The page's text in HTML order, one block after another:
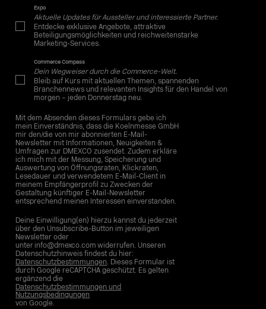
Expo
Aktuelle Updates für Aussteller und interessierte Partner.
Entdecke exklusive Angebote, attraktive
Beteiligungsmöglichkeiten und reichweitenstarke
Marketing-Services.
Commerce Compass
Dein Wegweiser durch die Commerce-Welt.
Bleib auf Kurs mit aktuellen Themen, spannenden
Branchennews und relevanten Insights für den Handel von
morgen – jeden Donnerstag neu.
Mit dem Absenden dieses Formulars gebe ich
mein Einverständnis, dass die Koelnmesse GmbH
mir den/die von mir abonnierten E-Mail-
Newsletter mit Informationen, Neuigkeiten &
Umfragen zur DMEXCO zusendet. Zudem erkläre
ich mich mit der Messung, Speicherung und
Auswertung von Öffnungsraten, Klickraten,
Lesedauer und verwendetem E-Mail-Client in
meinem Empfängerprofil zu Zwecken der
Gestaltung künftiger E-Mail-Newsletter
entsprechend meinen Interessen einverstanden.
Deine Einwilligung(en) hierzu kannst du jederzeit
über den Unsubscribe-Button im jeweiligen
Newsletter oder
unter info@dmexco.com widerrufen. Unseren
Datenschutzhinweis findest du hier:
Datenschutzbestimmungen. Dieses Formular ist
durch Google reCAPTCHA geschützt. Es gelten
ergänzend die
Datenschutzbestimmungen und
Nutzungsbedingungen
von Google.